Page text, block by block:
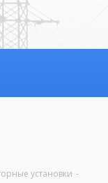
установки